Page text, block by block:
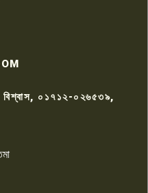
ঘরে ঢুকে স্কুল শিক্ষিকাকে হত্যা
ট্যাংকি থেকে লাশ উদ্ধার
সন্ত্রাসী হামলায় গুরুতর
ও হয়রানির অভিযোগ
বিশ্বাস, ০১৭১২-০২৬৫৩৯,